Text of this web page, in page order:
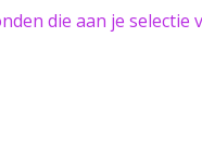
die aan je selectie